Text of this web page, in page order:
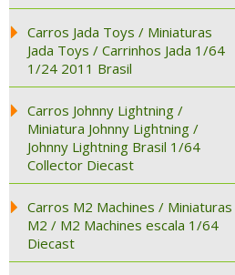
Carros Jada Toys / Miniaturas
Jada Toys / Carrinhos Jada 1/64
1/24 2011 Brasil
Carros Johnny Lightning /
Miniatura Johnny Lightning /
Johnny Lightning Brasil 1/64
Collector Diecast
Carros M2 Machines / Miniaturas
M2 / M2 Machines escala 1/64
Diecast